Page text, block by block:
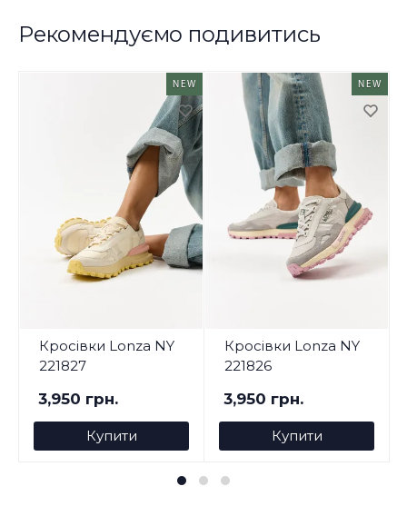
Рекомендуємо подивитись
NEW
Кросівки Lonza NY
221827
3,950 грн.
Купити
NEW
Кросівки Lonza NY
221826
3,950 грн.
Купити